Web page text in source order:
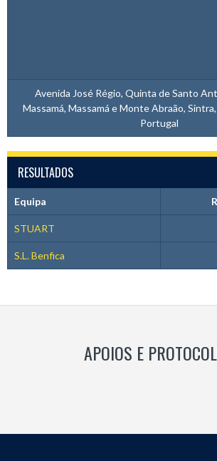
Avenida José Régio, Quinta de Santo
Massamá, Massamá e Monte Abraão,
Portugal
RESULTADOS
Equipa
STUART
S.L. Benfica
APOIOS E